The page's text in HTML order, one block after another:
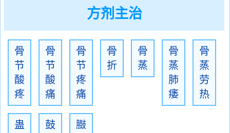
方剂主治
骨
节
酸
疼
骨
节
酸
痛
骨
节
疼
痛
骨
折
骨
蒸
骨
蒸
肺
痿
骨
蒸
劳
热
蛊
鼓
臌